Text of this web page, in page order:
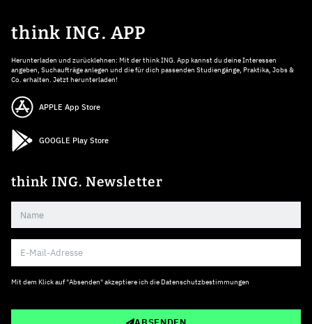
think ING. APP
Herunterladen und zurücklehnen: Mit der think ING. App kannst du deine Interessen
angeben, Suchaufträge anlegen und die für dich passenden Studiengänge, Praktika, Jobs &
Co. erhalten. Jetzt herunterladen!
APPLE App Store
GOOGLE Play Store
think ING. Newsletter
Mit dem Klick auf "Absenden" akzeptiere ich die Datenschutzbestimmungen